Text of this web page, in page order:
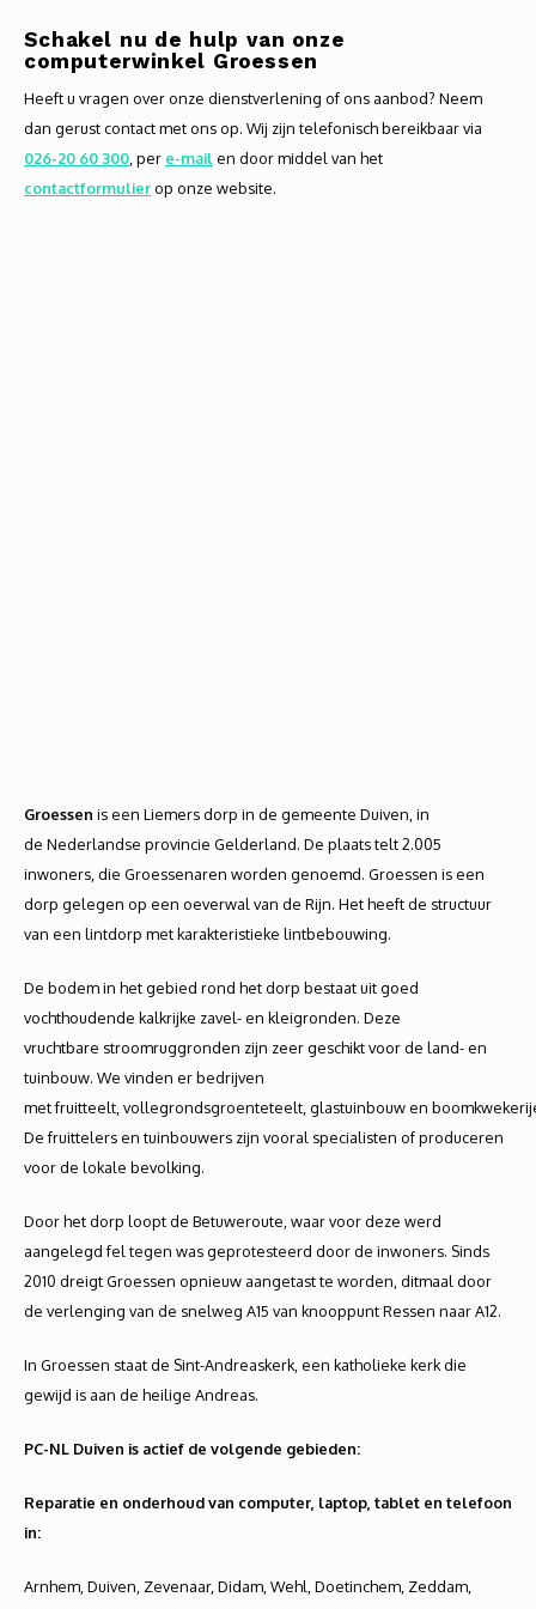
Schakel nu de hulp van onze
computerwinkel Groessen
Heeft u vragen over onze dienstverlening of ons aanbod? Neem
dan gerust contact met ons op. Wij zijn telefonisch bereikbaar via
026-20 60 300 , per e-mail en door middel van het
contactformulier op onze website.
Groessen is een Liemers dorp in de gemeente Duiven, in
de Nederlandse provincie Gelderland. De plaats telt 2.005
inwoners, die Groessenaren worden genoemd. Groessen is een
dorp gelegen op een oeverwal van de Rijn. Het heeft de structuur
van een lintdorp met karakteristieke lintbebouwing.
De bodem in het gebied rond het dorp bestaat uit goed
vochthoudende kalkrijke zavel- en kleigronden. Deze
vruchtbare stroomruggronden zijn zeer geschikt voor de land- en
tuinbouw. We vinden er bedrijven
met fruitteelt, vollegrondsgroenteteelt, glastuinbouw en
De fruittelers en tuinbouwers zijn vooral specialisten of produceren
voor de lokale bevolking.
Door het dorp loopt de Betuweroute, waar voor deze werd
aangelegd fel tegen was geprotesteerd door de inwoners. Sinds
2010 dreigt Groessen opnieuw aangetast te worden, ditmaal door
de verlenging van de snelweg A15 van knooppunt Ressen naar A12.
In Groessen staat de Sint-Andreaskerk, een katholieke kerk die
gewijd is aan de heilige Andreas.
PC-NL Duiven is actief de volgende gebieden:
Reparatie en onderhoud van computer, laptop, tablet en telefoon
in:
Arnhem, Duiven, Zevenaar, Didam, Wehl, Doetinchem, Zeddam,